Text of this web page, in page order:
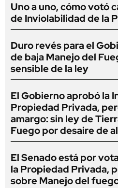
Uno a uno, cómo votó
de Inviolabilidad de la
Duro revés para el
de baja Manejo del
sensible de la ley
El Gobierno aprobó la
Propiedad Privada,
amargo: sin ley de
Fuego por desaire de
El Senado está por
la Propiedad Privada,
sobre Manejo del